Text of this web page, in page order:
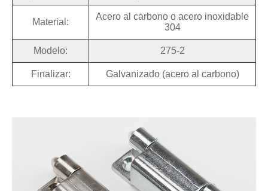
Material:
Acero al carbono o acero inoxidable
304
Modelo: 275-2
Finalizar: Galvanizado (acero al carbono)